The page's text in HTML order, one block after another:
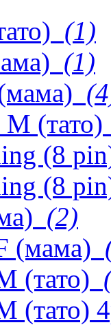
(1)
(1)
(тато)
(8
(8
(2)
(мама)
(тато)
(тато)